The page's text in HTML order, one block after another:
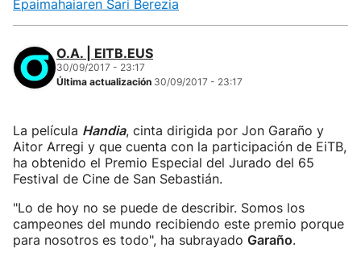
Epaimahaiaren Sari Berezia
O.A. | EITB.EUS
30/09/2017 - 23:17
Última actualización 30/09/2017 - 23:17
La película Handia, cinta dirigida por Jon Garaño y
Aitor Arregi y que cuenta con la participación de EiTB,
ha obtenido el Premio Especial del Jurado del 65
Festival de Cine de San Sebastián.
"Lo de hoy no se puede de describir. Somos los
campeones del mundo recibiendo este premio porque
para nosotros es todo", ha subrayado Garaño.